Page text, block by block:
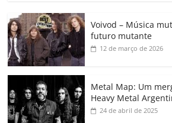
c
e
b
o
o
k
itt
er
ai at
s
A
p
k
e
dI
gl
e
a
Voivod – Música
futuro mutante
12 de março de 2026
Metal Map: Um
Heavy Metal
24 de abril de 2025